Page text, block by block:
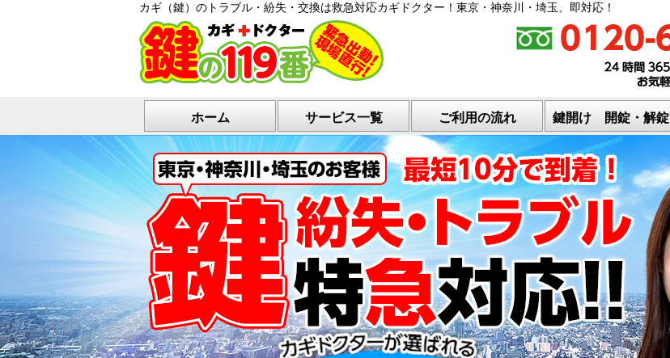
カギ（鍵）のトラブル・紛失・交換は救急対応カギドクター！東京・神奈川・埼玉、即対応！
ホーム サービス一覧 ご利用の流れ 鍵開け 開錠・解錠